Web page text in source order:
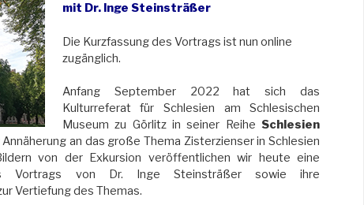
mit Dr. Inge Steinsträßer
Die Kurzfassung des Vortrags ist nun online
zugänglich.
Anfang September 2022 hat sich das
Kulturreferat für Schlesien am Schlesischen
Museum zu Görlitz in seiner ReiheSchlesien
Annäherung an das große Thema Zisterzienser in Schlesien
von der Exkursion veröffentlichen wir heute eine
Vortrags von Dr. Inge Steinsträßer sowie ihre
Vertiefung des Themas.